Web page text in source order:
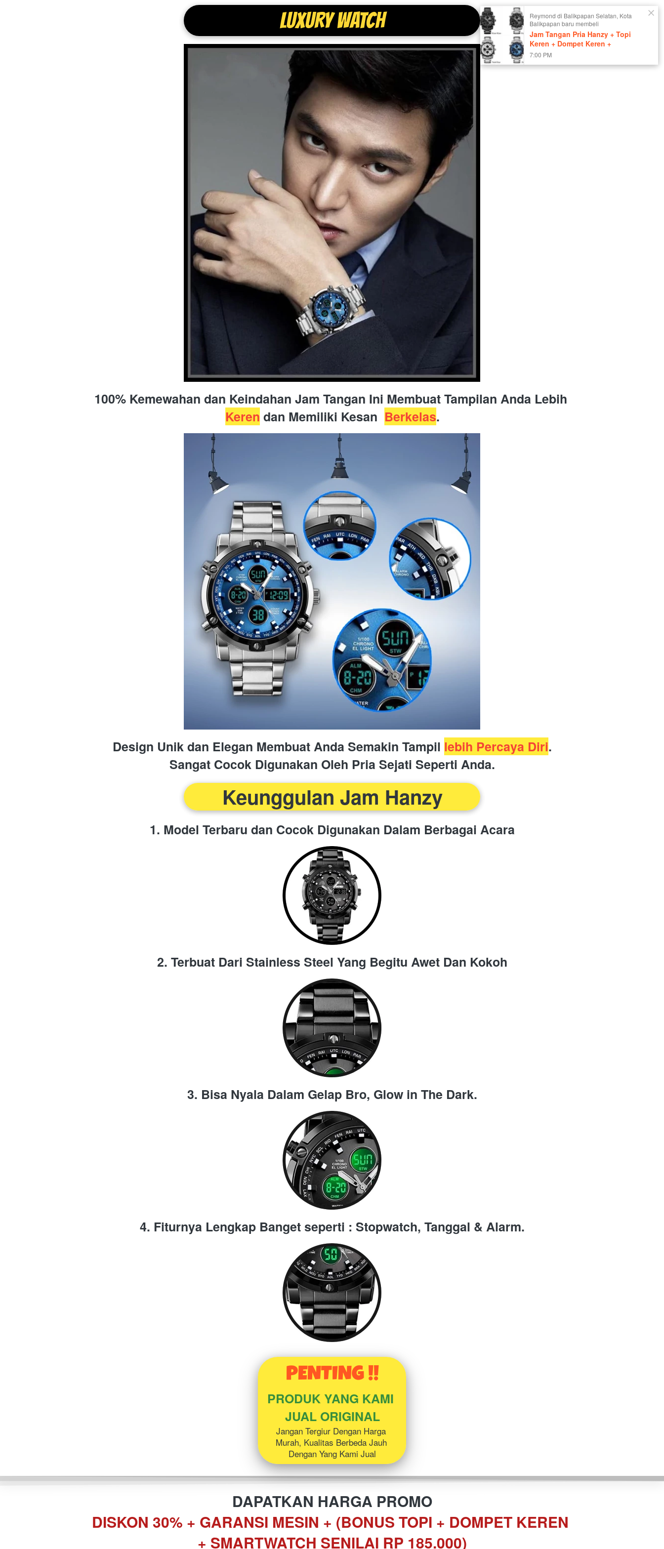
LUXURY WATCH
Keren dan Memiliki Kesan Berkelas.
Design Unik dan Elegan Membuat Anda Semakin Tampil lebih Percaya Diri.
Sangat Cocok Digunakan Oleh Pria Sejati Seperti Anda.
Keunggulan Jam Hanzy
1. Model Terbaru dan Cocok Digunakan Dalam Berbagai Acara
2. Terbuat Dari Stainless Steel Yang Begitu Awet Dan Kokoh
3. Bisa Nyala Dalam Gelap Bro, Glow in The Dark.
4. Fiturnya Lengkap Banget seperti : Stopwatch, Tanggal & Alarm.
PENTING !!
PRODUK YANG KAMI
JUAL ORIGINAL
Jangan Tergiur Dengan Harga
Murah, Kualitas Berbeda Jauh
Dengan Yang Kami Jual
DAPATKAN HARGA PROMO
DISKON 30% + GARANSI MESIN + (BONUS TOPI + DOMPET KEREN
+ SMARTWATCH SENILAI RP 185.000)